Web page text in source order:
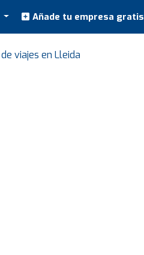
Añade tu empresa gratis
viajes en Lleida